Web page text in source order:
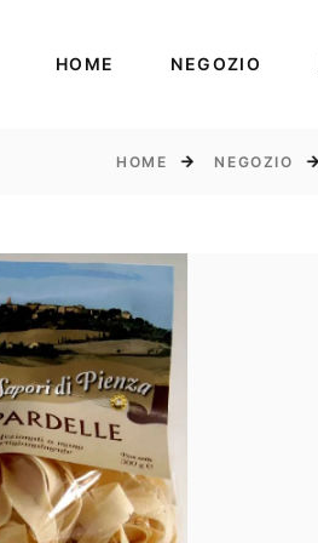
HOME NEGOZIO
HOME NEGOZIO